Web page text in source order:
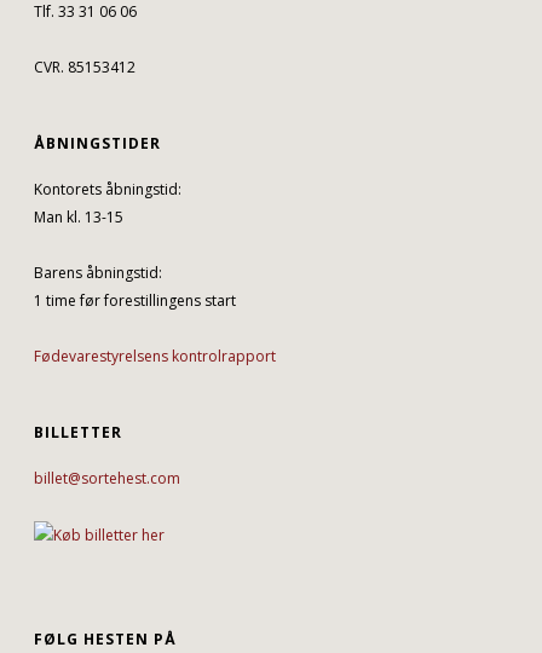
Tlf. 33 31 06 06
CVR. 85153412
ÅBNINGSTIDER
Kontorets åbningstid:
Man kl. 13-15
Barens åbningstid:
1 time før forestillingens start
Fødevarestyrelsens kontrolrapport
BILLETTER
billet@sortehest.com
FØLG HESTEN PÅ